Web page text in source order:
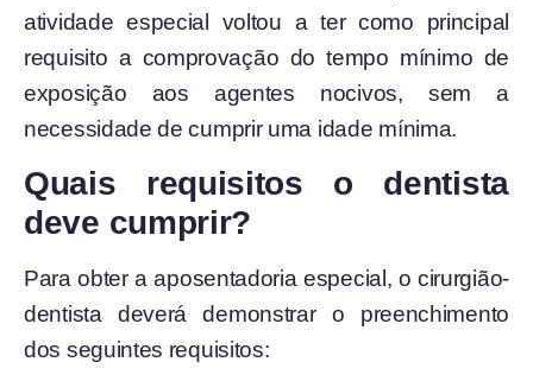
atividade especial voltou a ter como principal
requisito a comprovação do tempo mínimo de
exposição aos agentes nocivos, sem a
necessidade de cumprir uma idade mínima.
Quais requisitos o dentista
deve cumprir?
Para obter a aposentadoria especial, o cirurgião-
dentista deverá demonstrar o preenchimento
dos seguintes requisitos: